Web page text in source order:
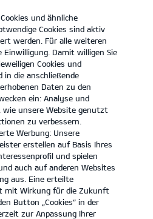
KONTAKT
EV9 GT.
SUV-Power.
und ähnliche
Cookies sind aktiv
werden. Für alle weiteren
Damit willigen Sie
Cookies und
in die anschließende
Daten zu den
ein: Analyse und
wie unsere Website genutzt
zu verbessern.
Werbung: Unsere
erstellen auf Basis Ihres
und spielen
auch auf anderen Websites
aus. Eine erteilte
mit Wirkung für die Zukunft
Button „Cookies“ in der
zur Anpassung Ihrer